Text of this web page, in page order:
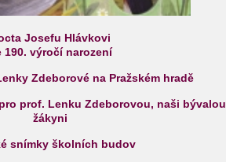
Josefu Hlávkovi
190. výročí narození
Zdeborové na Pražském hradě
prof. Lenku Zdeborovou, naši bývalou
žákyni
snímky školních budov